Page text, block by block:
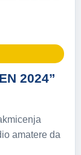
2024”
amatere da